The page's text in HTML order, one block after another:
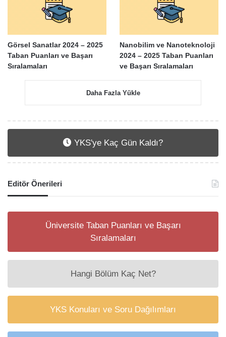
Görsel Sanatlar 2024 – 2025
Taban Puanları ve Başarı
Sıralamaları
Nanobilim ve Nanoteknoloji
2024 – 2025 Taban Puanları
ve Başarı Sıralamaları
Daha Fazla Yükle
YKS'ye Kaç Gün Kaldı?
Editör Önerileri
Üniversite Taban Puanları ve Başarı
Sıralamaları
Hangi Bölüm Kaç Net?
YKS Konuları ve Soru Dağılımları